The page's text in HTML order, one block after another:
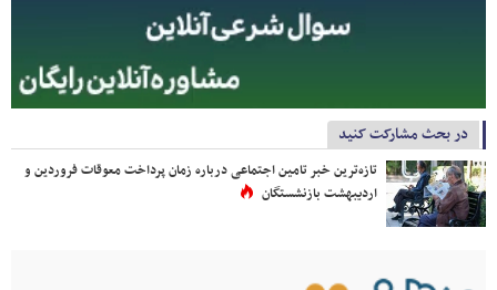
در بحث مشارکت کنید
تازه‌ترین خبر تامین اجتماعی درباره زمان پرداخت معوقات فروردین و
اردیبهشت بازنشستگان